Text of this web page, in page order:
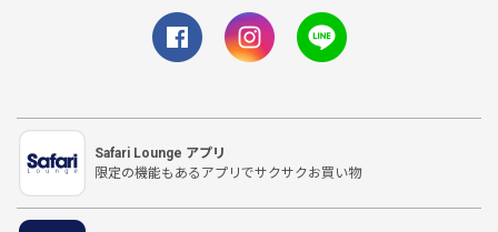
Safari Lounge アプリ
限定の機能もあるアプリでサクサクお買い物